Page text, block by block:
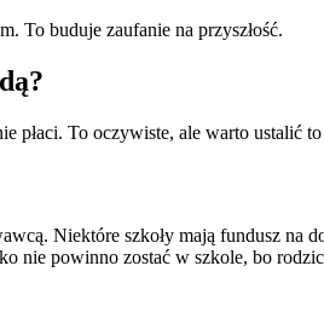
To buduje zaufanie na przyszłość.
płaci. To oczywiste, ale warto ustalić
Niektóre szkoły mają fundusz na
nie powinno zostać w szkole, bo